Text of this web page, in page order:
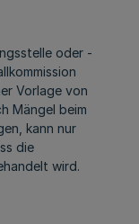
oder -
Vorlage von
Mängel beim
kann nur
die
wird.